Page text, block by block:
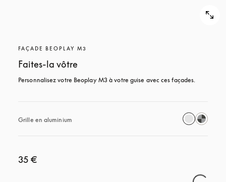
FAÇADE BEOPLAY M3
Faites-la vôtre
Personnalisez votre Beoplay M3 à votre guise avec ces façades.
Grille en aluminium
35 €